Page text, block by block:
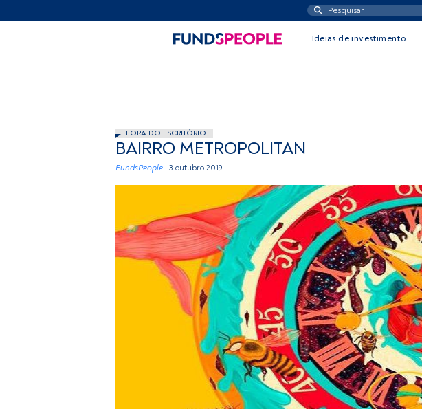
Ideias de investimento
FORA DO ESCRITÓRIO
BAIRRO METROPOLITAN
FundsPeople . 3 outubro 2019